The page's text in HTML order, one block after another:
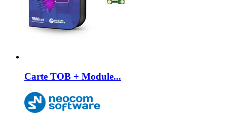
Carte TOB + Module...